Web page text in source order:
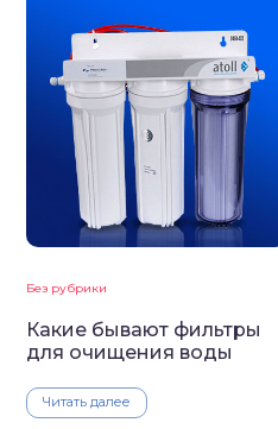
Без рубрики
Какие бывают фильтры
для очищения воды
Читать далее